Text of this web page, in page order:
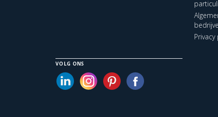
VOLG ONS